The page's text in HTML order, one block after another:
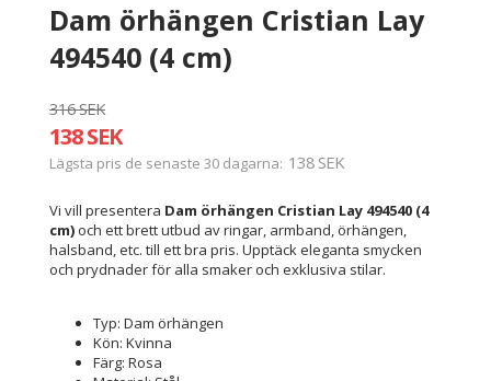
Dam örhängen Cristian Lay
494540 (4 cm)
316 SEK
138 SEK
Lägsta pris de senaste 30 dagarna 138 SEK
Vi vill presentera Dam örhängen Cristian Lay 494540 (4
cm) och ett brett utbud av ringar, armband, örhängen,
halsband, etc. till ett bra pris. Upptäck eleganta smycken
och prydnader för alla smaker och exklusiva stilar.
Typ: Dam örhängen
Kön: Kvinna
Färg: Rosa